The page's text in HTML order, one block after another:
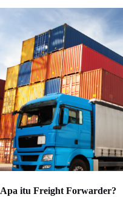
Apa itu Freight Forwarder?